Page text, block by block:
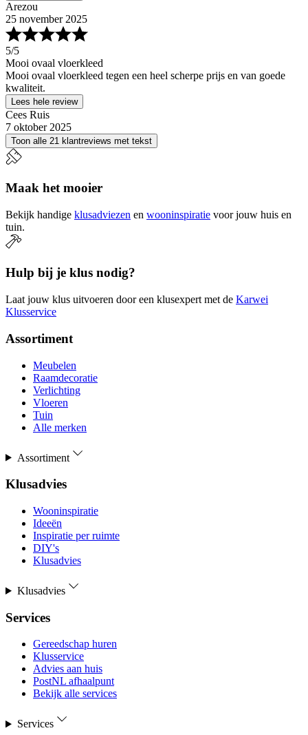
Arezou
25 november 2025
5/5
Mooi ovaal vloerkleed
Mooi ovaal vloerkleed tegen een heel scherpe prijs en van goede
kwaliteit.
Lees hele review
Cees Ruis
7 oktober 2025
Toon alle 21 klantreviews met tekst
Maak het mooier
Bekijk handige klusadviezen en wooninspiratie voor jouw huis en
tuin.
Hulp bij je klus nodig?
Laat jouw klus uitvoeren door een klusexpert met de Karwei
Klusservice
Assortiment
Meubelen
Raamdecoratie
Verlichting
Vloeren
Tuin
Alle merken
Assortiment
Klusadvies
Wooninspiratie
Ideeën
Inspiratie per ruimte
DIY's
Klusadvies
Klusadvies
Services
Gereedschap huren
Klusservice
Advies aan huis
PostNL afhaalpunt
Bekijk alle services
Services